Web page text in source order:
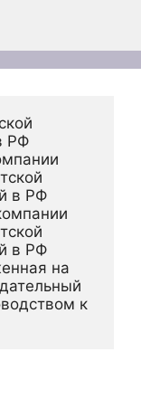
РФ
в РФ
в РФ
на
к